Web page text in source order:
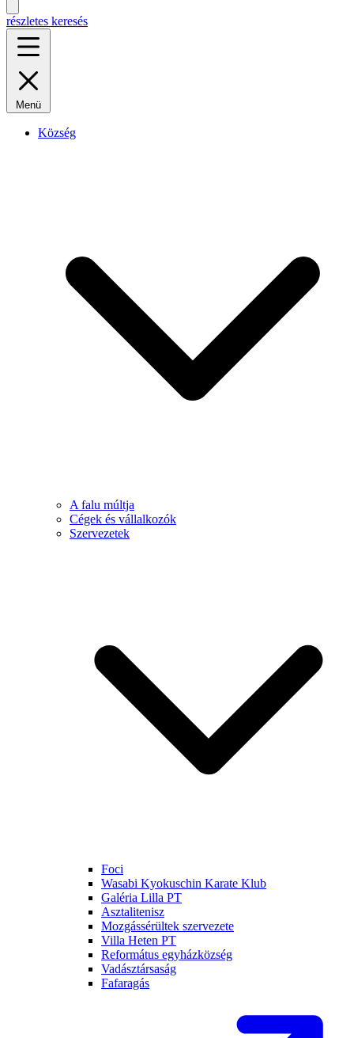
részletes keresés
Menü
Község
A falu múltja
Cégek és vállalkozók
Szervezetek
Foci
Wasabi Kyokuschin Karate Klub
Galéria Lilla PT
Asztalitenisz
Mozgássérültek szervezete
Villa Heten PT
Református egyházközség
Vadásztársaság
Fafaragás